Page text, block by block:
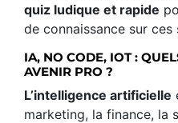
quiz ludique et rapide
de connaissance sur ces
IA, NO CODE, IOT :
AVENIR PRO ?
L’intelligence artificielle
marketing, la finance, la